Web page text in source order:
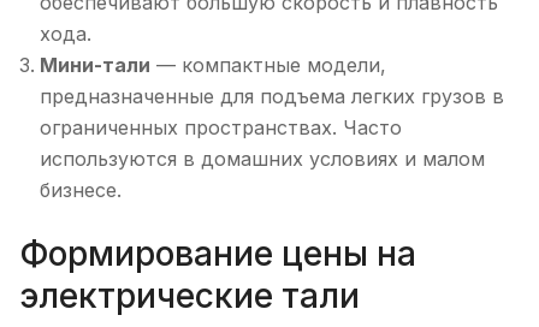
хода.
Мини-тали — компактные модели,
предназначенные для подъема легких грузов в
ограниченных пространствах. Часто
используются в домашних условиях и малом
бизнесе.
Формирование цены на
электрические тали